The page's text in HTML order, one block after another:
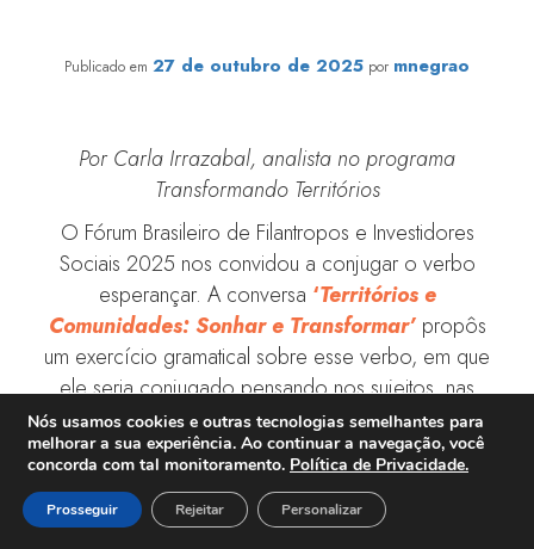
Publicado em 27 de outubro de 2025 por mnegrao
Por Carla Irrazabal, analista no programa
Transformando Territórios
O Fórum Brasileiro de Filantropos e Investidores
Sociais 2025 nos convidou a conjugar o verbo
esperançar. A conversa ‘Territórios e
Comunidades: Sonhar e Transformar’propôs
um exercício gramatical sobre esse verbo, em que
ele seria conjugado pensando nos sujeitos, nas
ações e nas implicações de cada tempo verbal.
Veja a sessão completa em:
Nós usamos cookies e outras tecnologias semelhantes para
melhorar a sua experiência. Ao continuar a navegação, você
concorda com tal monitoramento. Política de Privacidade.
Prosseguir Rejeitar Personalizar